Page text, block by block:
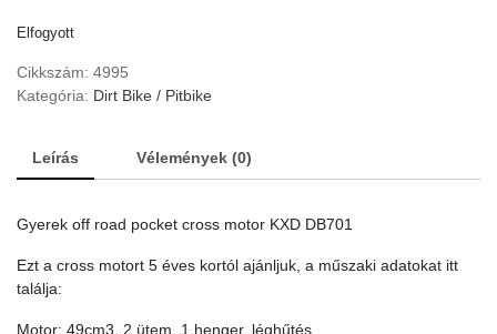
Elfogyott
Cikkszám: 4995
Kategória: Dirt Bike / Pitbike
Leírás Vélemények (0)
Gyerek off road pocket cross motor KXD DB701
Ezt a cross motort 5 éves kortól ajánljuk, a műszaki adatokat itt
találja:
Motor: 49cm3, 2 ütem, 1 henger, léghűtés